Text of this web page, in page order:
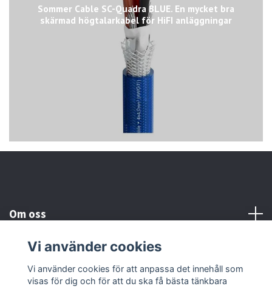
Sommer Cable SC-Quadra BLUE. En mycket bra
skärmad högtalarkabel för HiFI anläggningar
Om oss
Kundtjänst
Vi använder cookies
Vi använder cookies för att anpassa det innehåll som
visas för dig och för att du ska få bästa tänkbara